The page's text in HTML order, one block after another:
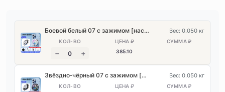
Боевой белый 07 с зажимом [настоящее замораживание*сверхбыстрое охлаждение*3 режима регулировки, цифровой дисплей]
385.10
Вес: 0.050 кг
Звёздно‑чёрный 07 с зажимом [настоящее замораживание*разгонное охлаждение*3 режима, регулируемый цифровой дисплей] Вес: 0.050 кг